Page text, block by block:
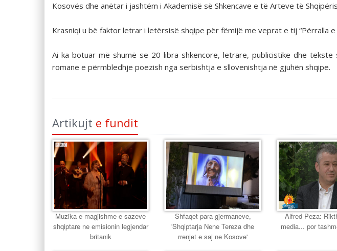
Kosovës dhe anëtar i jashtëm i Akademisë së Shkencave e të Arteve të
Krasniqi u bë faktor letrar i letërsisë shqipe për fëmijë me veprat e tij “Përralla e
Ai ka botuar më shumë se 20 libra shkencore, letrare, publicistike dhe
romane e përmbledhje poezish nga serbishtja e sllovenishtja në gjuhën shqipe.
Artikujt e fundit
Muzika e magjishme e sazeve
shqiptare ne emisionin legjendar
britanik
Shfaqet para gjermaneve,
'Shqiptarja Nene Tereza dhe
rrenjet e saj ne Kosove'
Alfred Peza:
media... por